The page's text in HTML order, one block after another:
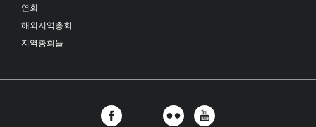
연회
해외지역총회
지역총회들